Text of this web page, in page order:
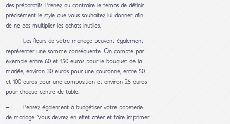
des préparatifs. Prenez au contraire le temps de définir
précisément le style que vous souhaitez lui donner afin
de ne pas multiplier les achats inutiles.
– Les fleurs de votre mariage peuvent également
représenter une somme conséquente. On compte par
exemple entre 60 et 150 euros pour le bouquet de la
mariée, environ 30 euros pour une couronne, entre 50
et 100 euros pour une composition et environ 25 euros
pour chaque centre de table.
– Pensez également à budgétiser votre papeterie
de mariage. Vous devrez en effet créer et faire imprimer